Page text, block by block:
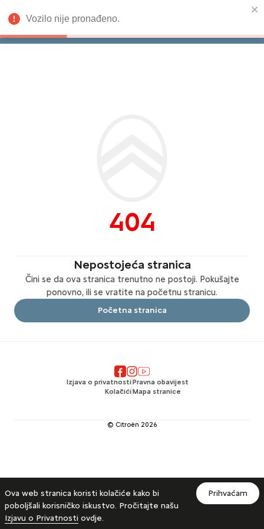
Isporuka odmah
Vozilo nije pronađeno.
404
Nepostojeća stranica
Čini se da ova stranica trenutno ne postoji. Pokušajte
ponovno, ili se vratite na početnu stranicu.
Početna stranica
Izjava o privatnostiPravna obavijest
KolačićiMapa stranice
© Citroën 2026
Ova web stranica koristi kolačiće kako bi
poboljšali korisničko iskustvo. Pročitajte našu
Izjavu o Privatnosti ovdje.
Prihvaćam